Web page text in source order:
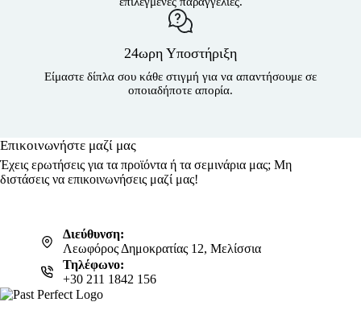
24ωρη Υποστήριξη
Είμαστε δίπλα σου κάθε στιγμή για να απαντήσουμε σε
οποιαδήποτε απορία.
Επικοινωνήστε μαζί μας
Έχεις ερωτήσεις για τα προϊόντα ή τα σεμινάρια μας; Μη
διστάσεις να επικοινωνήσεις μαζί μας!
Διεύθυνση:
Λεωφόρος Δημοκρατίας 12, Μελίσσια
Τηλέφωνο:
+30 211 1842 156